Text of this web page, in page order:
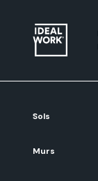
Sols
Murs